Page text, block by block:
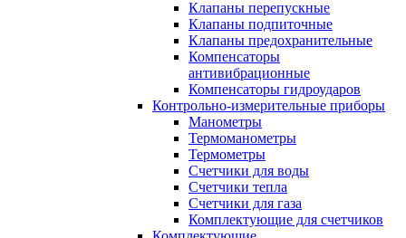
Клапаны перепускные
Клапаны подпиточные
Клапаны предохранительные
Компенсаторы
антивибрационные
Компенсаторы гидроударов
Контрольно-измерительные приборы
Манометры
Термоманометры
Термометры
Счетчики для воды
Счетчики тепла
Счетчики для газа
Комплектующие для счетчиков